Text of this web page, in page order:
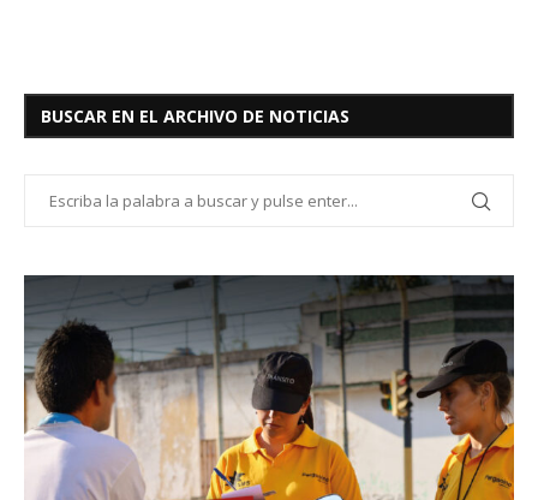
BUSCAR EN EL ARCHIVO DE NOTICIAS